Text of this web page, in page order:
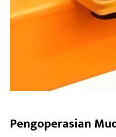
Pengoperasian